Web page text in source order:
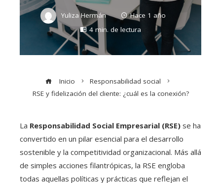
Yuliza Hermán
Hace 1 año
4 min. de lectura
Inicio
Responsabilidad social
RSE y fidelización del cliente: ¿cuál es la conexión?
La Responsabilidad Social Empresarial (RSE) se ha
convertido en un pilar esencial para el desarrollo
sostenible y la competitividad organizacional. Más allá
de simples acciones filantrópicas, la RSE engloba
todas aquellas políticas y prácticas que reflejan el